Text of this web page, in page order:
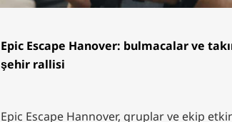
Epic Escape Hanover: bulmacalar ve
şehir rallisi
Epic Escape Hannover, gruplar ve ekip